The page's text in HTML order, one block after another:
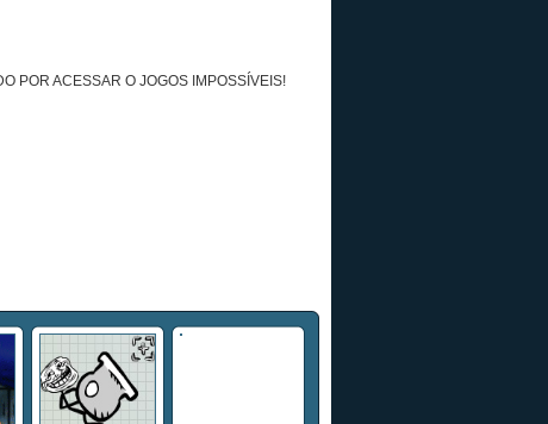
POR ACESSAR O JOGOS IMPOSSÍVEIS!